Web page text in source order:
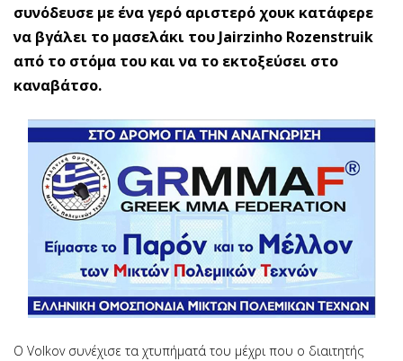
συνόδευσε με ένα γερό αριστερό χουκ κατάφερε
να βγάλει το μασελάκι του Jairzinho Rozenstruik
από το στόμα του και να το εκτοξεύσει στο
καναβάτσο.
Ο Volkov συνέχισε τα χτυπήματά του μέχρι που ο διαιτητής